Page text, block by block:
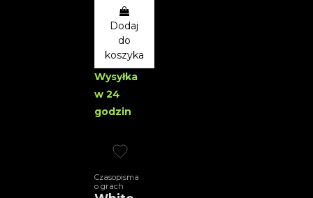
Dodaj
do
koszyka
Wysyłka
w 24
godzin
Czasopisma
o grach